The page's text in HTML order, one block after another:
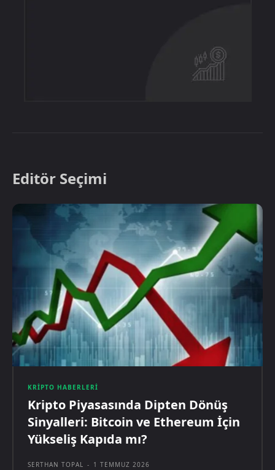
Editör Seçimi
KRIPTO HABERLERI
Kripto Piyasasında Dipten Dönüş
Sinyalleri: Bitcoin ve Ethereum İçin
Yükseliş Kapıda mı?
SERTHAN TOPAL - 1 TEMMUZ 2026